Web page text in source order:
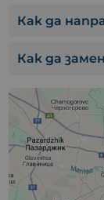
Как да
Как да